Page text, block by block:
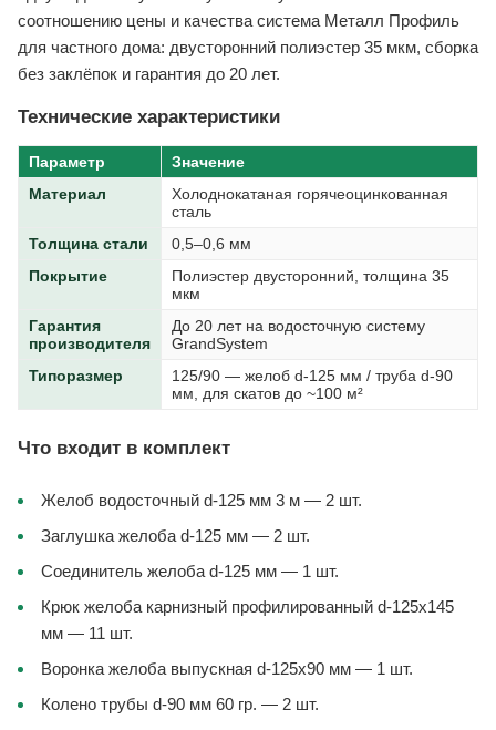
соотношению цены и качества система Металл Профиль
для частного дома: двусторонний полиэстер 35 мкм, сборка
без заклёпок и гарантия до 20 лет.
Технические характеристики
Параметр
Значение
Материал
Холоднокатаная горячеоцинкованная
сталь
Толщина стали
0,5–0,6 мм
Покрытие
Полиэстер двусторонний, толщина 35
мкм
Гарантия
производителя
До 20 лет на водосточную систему
GrandSystem
Типоразмер
125/90 — желоб d-125 мм / труба d-90
мм, для скатов до ~100 м²
Что входит в комплект
Желоб водосточный d-125 мм 3 м — 2 шт.
Заглушка желоба d-125 мм — 2 шт.
Соединитель желоба d-125 мм — 1 шт.
Крюк желоба карнизный профилированный d-125x145
мм — 11 шт.
Воронка желоба выпускная d-125x90 мм — 1 шт.
Колено трубы d-90 мм 60 гр. — 2 шт.